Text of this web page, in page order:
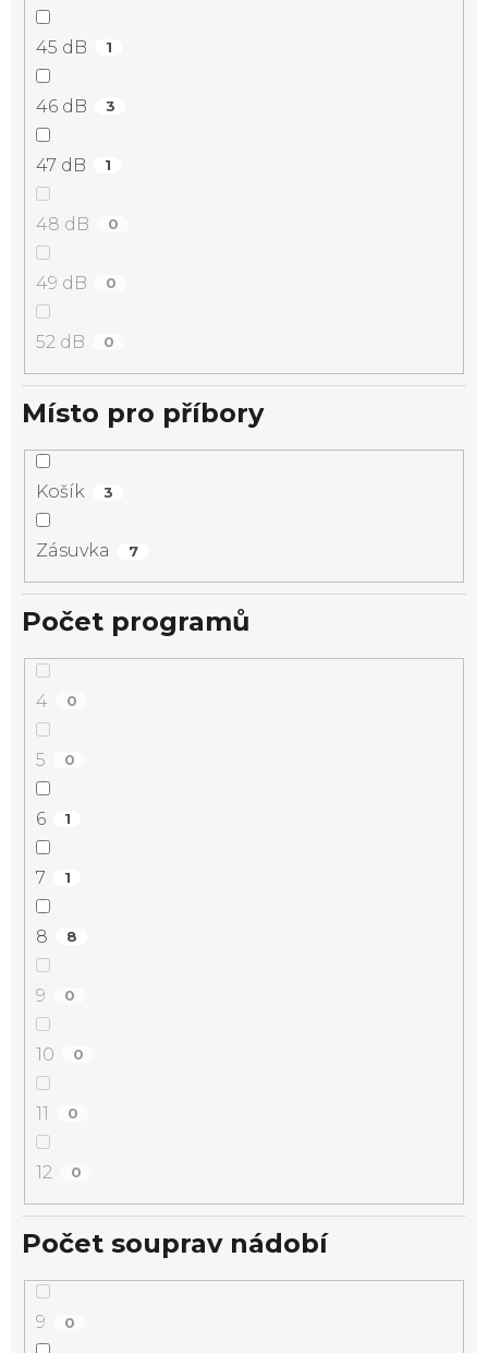
45 dB 1
46 dB 3
47 dB 1
48 dB 0
49 dB 0
52 dB 0
Místo pro příbory
Košík 3
Zásuvka 7
Počet programů
4 0
5 0
6 1
7 1
8 8
9 0
10 0
11 0
12 0
Počet souprav nádobí
9 0